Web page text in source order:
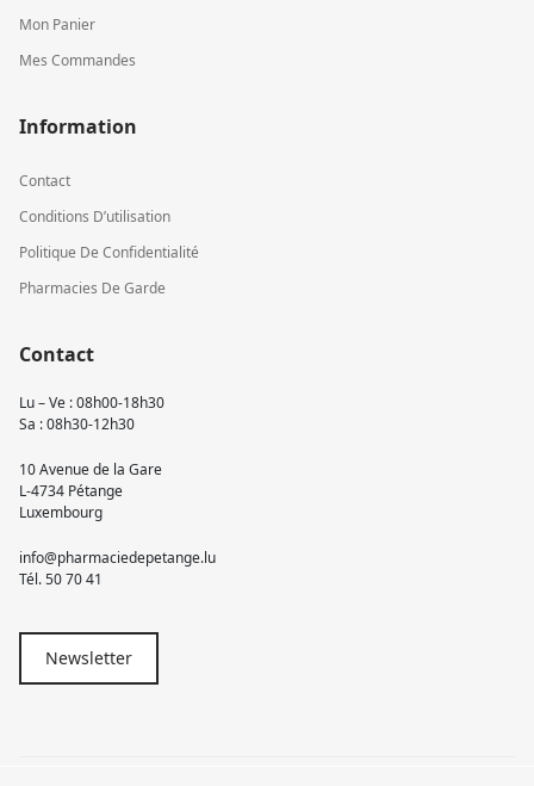
Mon Panier
Mes Commandes
Information
Contact
Conditions D’utilisation
Politique De Confidentialité
Pharmacies De Garde
Contact
Lu – Ve : 08h00-18h30
Sa : 08h30-12h30
10 Avenue de la Gare
L-4734 Pétange
Luxembourg
info@pharmaciedepetange.lu
Tél.50 70 41
Newsletter